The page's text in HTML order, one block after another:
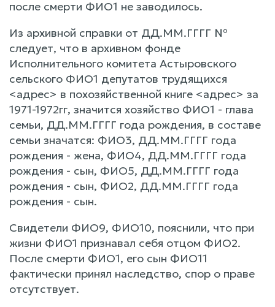
после смерти ФИО1 не заводилось.
Из архивной справки от ДД.ММ.ГГГГ №
следует, что в архивном фонде
Исполнительного комитета Астыровского
сельского ФИО1 депутатов трудящихся
<адрес> в похозяйственной книге <адрес> за
1971-1972гг, значится хозяйство ФИО1 - глава
семьи, ДД.ММ.ГГГГ года рождения, в составе
семьи значатся: ФИО3, ДД.ММ.ГГГГ года
рождения - жена, ФИО4, ДД.ММ.ГГГГ года
рождения - сын, ФИО5, ДД.ММ.ГГГГ года
рождения - сын, ФИО2, ДД.ММ.ГГГГ года
рождения - сын.
Свидетели ФИО9, ФИО10, пояснили, что при
жизни ФИО1 признавал себя отцом ФИО2.
После смерти ФИО1, его сын ФИО11
фактически принял наследство, спор о праве
отсутствует.